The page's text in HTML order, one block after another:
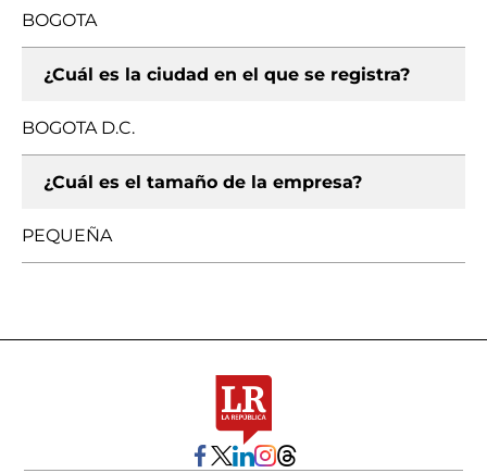
BOGOTA
¿Cuál es la ciudad en el que se registra?
BOGOTA D.C.
¿Cuál es el tamaño de la empresa?
PEQUEÑA